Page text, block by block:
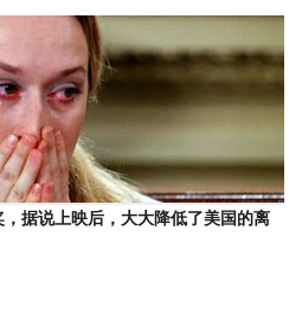
，据说上映后，大大降低了美国的离